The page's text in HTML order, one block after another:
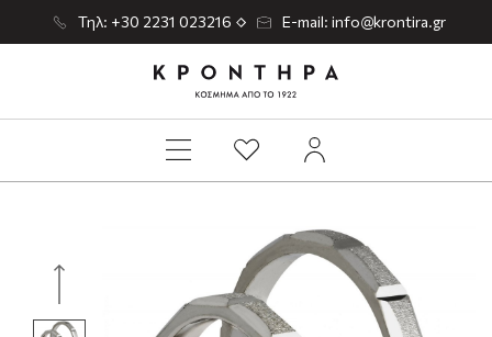
Τηλ: +30 2231 023216 E-mail: info@krontira.gr